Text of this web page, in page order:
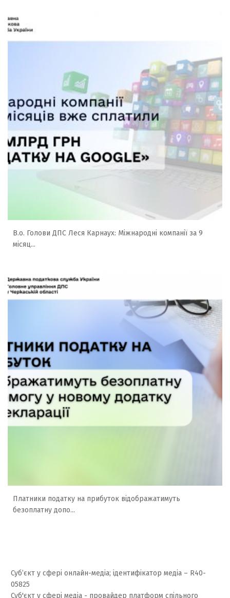
В.о. Голови ДПС Леся Карнаух: Міжнародні компанії за 9
місяц...
Платники податку на прибуток відображатимуть
безоплатну допо...
Суб’єкт у сфері онлайн-медіа; ідентифікатор медіа – R40-
05825
Суб'єкт у сфері медіа - провайдер платформ спільного